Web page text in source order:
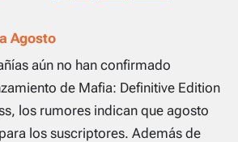
Agosto
aún no han confirmado
de Mafia: Definitive Edition
los rumores indican que agosto
los suscriptores. Además de